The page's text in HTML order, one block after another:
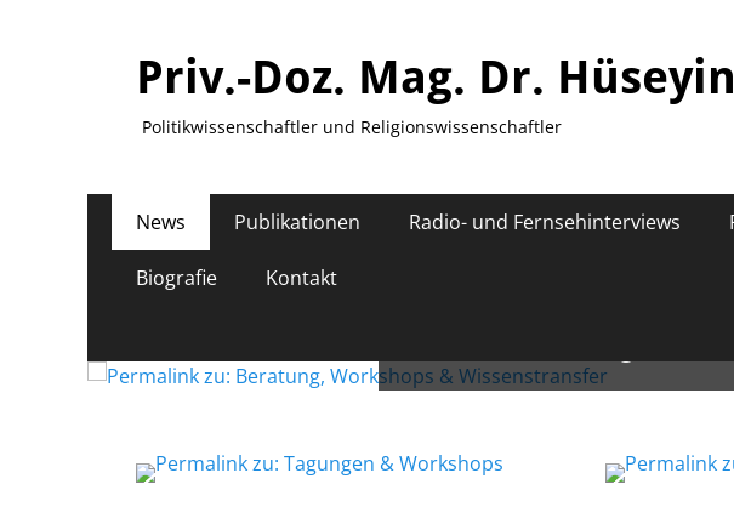
Priv.-Doz. Mag. Dr.
Politikwissenschaftler und Religionswissenschaftler
Primäres
Menü
Inhalt
springen
News Publikationen Radio- und Fernsehinterviews
Biografie Kontakt
Veröffentlicht
HCicek